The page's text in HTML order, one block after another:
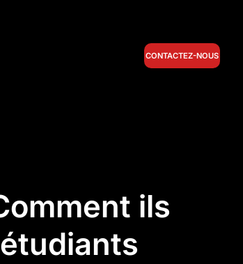
CONTACTEZ-NOUS
ils